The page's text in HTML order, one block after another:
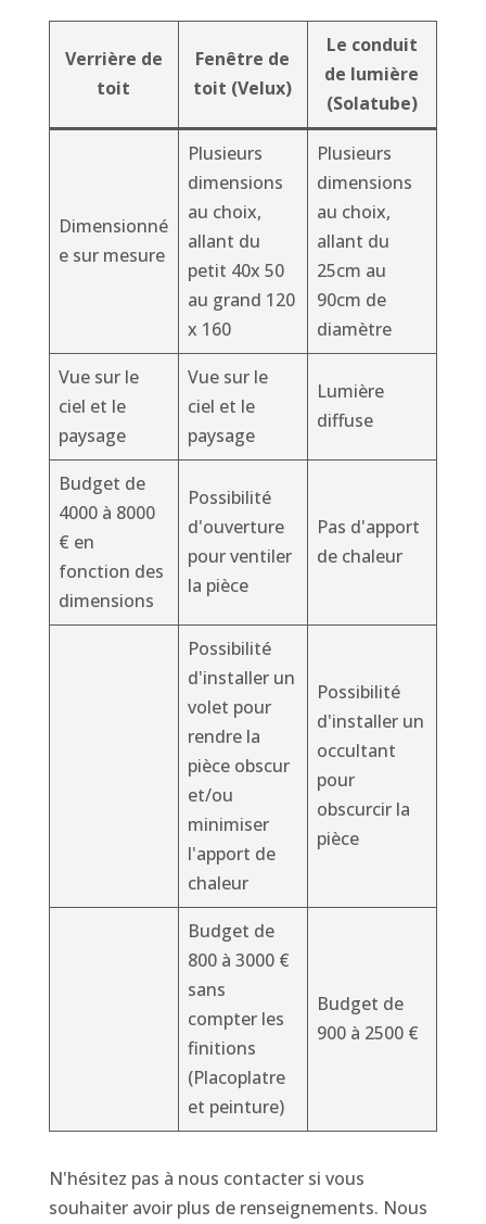
Verrière de
toit
Fenêtre de
toit (Velux)
Le conduit
de lumière
(Solatube)
Dimensionné
e sur mesure
Plusieurs
dimensions
au choix,
allant du
petit 40x 50
au grand 120
x 160
Plusieurs
dimensions
au choix,
allant du
25cm au
90cm de
diamètre
Vue sur le
ciel et le
paysage
Vue sur le
ciel et le
paysage
Lumière
diffuse
Budget de
4000 à 8000
€ en
fonction des
dimensions
Possibilité
d'ouverture
pour ventiler
la pièce
Pas d'apport
de chaleur
Possibilité
d'installer un
volet pour
rendre la
pièce obscur
et/ou
minimiser
l'apport de
chaleur
Possibilité
d'installer un
occultant
pour
obscurcir la
pièce
Budget de
800 à 3000 €
sans
compter les
finitions
(Placoplatre
et peinture)
Budget de
900 à 2500 €
N'hésitez pas à nous contacter si vous
souhaiter avoir plus de renseignements. Nous